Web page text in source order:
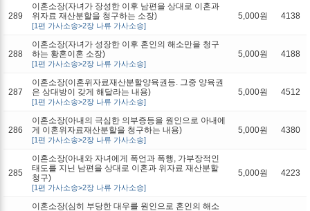
289
이혼소장(자녀가 장성한 이후 남편을 상대로 이혼과
위자료 재산분할을 청구하는 소장)
[1편 가사소송>2장 나류 가사소송]
5,000원 4138
288
이혼소장(자녀가 성장한 이후 혼인의 해소만을 청구
하는 황혼이혼 소장)
[1편 가사소송>2장 나류 가사소송]
5,000원 4188
287
이혼소장(이혼위자료재산분할양육권등. 그중 양육권
은 상대방이 갖게 해달라는 내용)
[1편 가사소송>2장 나류 가사소송]
5,000원 4512
286
이혼소장(아내의 극심한 의부증등을 원인으로 아내에
게 이혼위자료재산분할을 청구하는 내용)
[1편 가사소송>2장 나류 가사소송]
5,000원 4380
285
이혼소장(아내와 자녀에게 폭언과 폭행, 가부장적인
태도를 지닌 남편을 상대로 이혼과 위자료 재산분할
청구)
[1편 가사소송>2장 나류 가사소송]
5,000원 4223
이혼소장(심히 부당한 대우를 원인으로 혼인의 해소